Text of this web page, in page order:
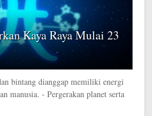
Kaya Raya Mulai 23
bintang dianggap memiliki energi
manusia. - Pergerakan planet serta